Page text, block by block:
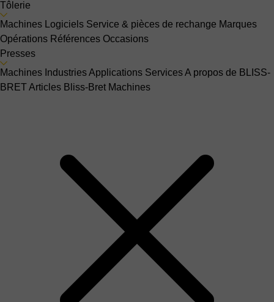
Tôlerie
Machines
Logiciels Service & pièces de rechange Marques
Opérations Références Occasions
Presses
Machines IndustriesApplications ServicesA propos de BLISS-
BRETArticles Bliss-Bret Machines